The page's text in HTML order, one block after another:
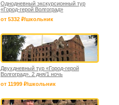
Однодневный экскурсионный тур
«Город-герой Волгоград»
от 5332 ₽/школьник
Двухдневный тур «Город-герой
Волгоград». 2 дня/1 ночь
от 11999 ₽/школьник